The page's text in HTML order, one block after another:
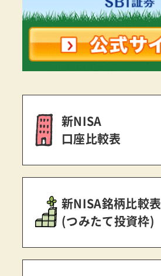
新NISA
口座比較表
新NISA銘柄比較表
(つみたて投資枠)